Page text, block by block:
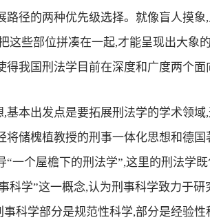
径的两种优先级选择。就像盲人摸象
这些部位拼凑在一起,才能呈现出大象
我国刑法学目前在深度和广度两个面
本出发点是要拓展刑法学的学术领域,
将储槐植教授的刑事一体化思想和德
一个屋檐下的刑法学”,这里的刑法学
科学”这一概念,认为刑事科学致力于
科学部分是规范性科学,部分是经验性